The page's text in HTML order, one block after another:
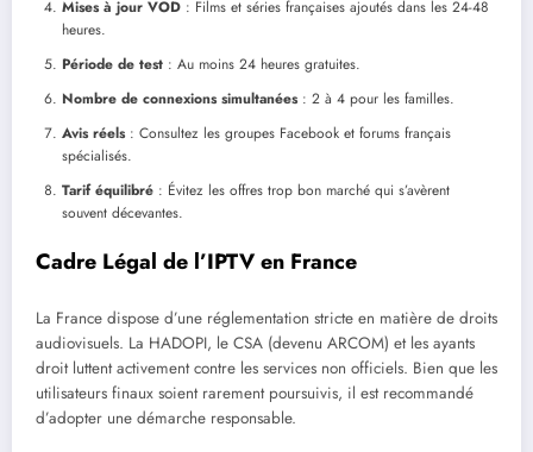
Mises à jour VOD : Films et séries françaises ajoutés dans les 24-48
heures.
Période de test : Au moins 24 heures gratuites.
Nombre de connexions simultanées: 2 à 4 pour les familles.
Avis réels: Consultez les groupes Facebook et forums français
spécialisés.
Tarif équilibré : Évitez les offres trop bon marché qui s’avèrent
souvent décevantes.
Cadre Légal de l’IPTV en France
La France dispose d’une réglementation stricte en matière de droits
audiovisuels. La HADOPI, le CSA (devenu ARCOM) et les ayants
droit luttent activement contre les services non officiels. Bien que les
utilisateurs finaux soient rarement poursuivis, il est recommandé
d’adopter une démarche responsable.